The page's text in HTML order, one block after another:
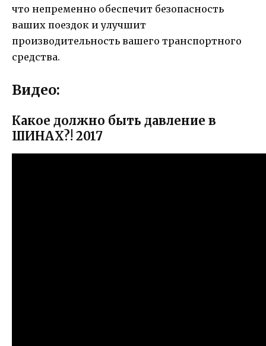
что непременно обеспечит безопасность
ваших поездок и улучшит
производительность вашего транспортного
средства.
Видео:
Какое должно быть давление в
ШИНАХ?! 2017